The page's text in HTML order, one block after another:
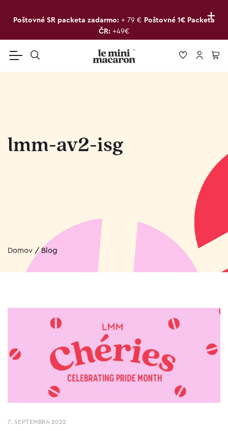
+
Poštovné SR packeta zadarmo: + 79 € Poštovné 1€ Packeta
ČR: +49€
lmm-av2-isg
Domov /Blog
7. SEPTEMBRA 2022